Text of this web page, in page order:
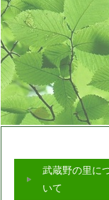
就労定着
障害がある人
武蔵野の里に
いて